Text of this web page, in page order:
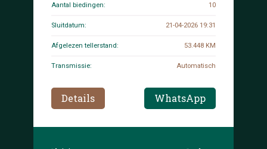
Aantal biedingen: 10
Sluitdatum: 21-04-2026 19:31
Afgelezen tellerstand: 53.448 KM
Transmissie: Automatisch
Details WhatsApp